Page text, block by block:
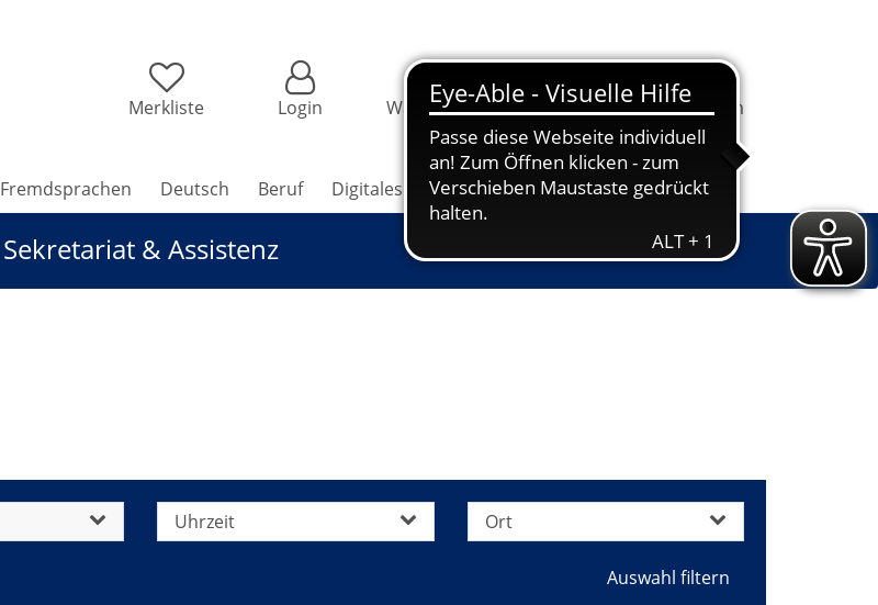
Merkliste Login Warenkorb Information Programm
Fremdsprachen Deutsch Beruf Digitales Grundbildung Jugendkunstschule
Sekretariat & Assistenz
Uhrzeit Ort